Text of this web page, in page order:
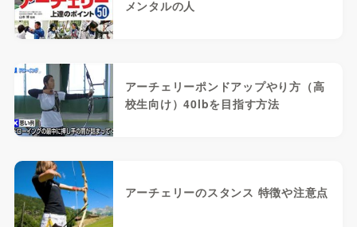
メンタルの人
アーチェリーポンドアップやり方（高
校生向け）40lbを目指す方法
アーチェリーのスタンス 特徴や注意点